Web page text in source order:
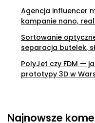
Agencja influencer
kampanie nano,
Sortowanie
separacja butelek,
PolyJet czy FDM —
prototypy 3D w
Najnowsze